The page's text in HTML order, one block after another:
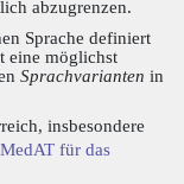
abzugrenzen.
Sprache definiert
eine möglichst
Sprachvarianten in
insbesondere
MedAT für das